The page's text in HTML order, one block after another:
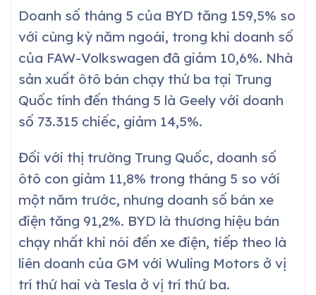
Doanh số tháng 5 của BYD tăng 159,5% so
với cùng kỳ năm ngoái, trong khi doanh số
của FAW-Volkswagen đã giảm 10,6%. Nhà
sản xuất ôtô bán chạy thứ ba tại Trung
Quốc tính đến tháng 5 là Geely với doanh
số 73.315 chiếc, giảm 14,5%.
Đối với thị trường Trung Quốc, doanh số
ôtô con giảm 11,8% trong tháng 5 so với
một năm trước, nhưng doanh số bán xe
điện tăng 91,2%. BYD là thương hiệu bán
chạy nhất khi nói đến xe điện, tiếp theo là
liên doanh của GM với Wuling Motors ở vị
trí thứ hai và Tesla ở vị trí thứ ba.